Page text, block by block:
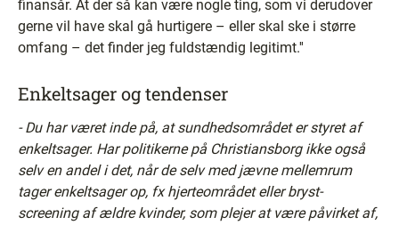
finansår. At der så kan være nogle ting, som vi derudover
gerne vil have skal gå hurtigere – eller skal ske i større
omfang – det finder jeg fuldstændig legitimt.''
Enkeltsager og tendenser
- Du har været inde på, at sundhedsområdet er styret af
enkeltsager. Har politikerne på Christiansborg ikke også
selv en andel i det, når de selv med jævne mellemrum
tager enkeltsager op, fx hjerteområdet eller bryst-
screening af ældre kvinder, som plejer at være påvirket af,